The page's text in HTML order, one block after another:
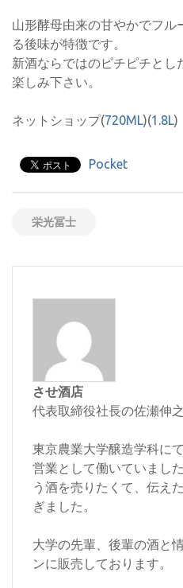
山形酵母由来の甘やかでフル
る後味が特徴です。
新酒ならではのピチピチとし
楽しみ下さい。
ネットショップ(720ML)(1.8L)
Pocket
栄光冨士
させ酒店
代表取締役社長の佐瀬伸
東京農業大学醸造学科に
営業として働いていまし
う酒を売りたくて、伝え
ぎました。
大学の先輩、後輩の酒と
ンに販売しております。